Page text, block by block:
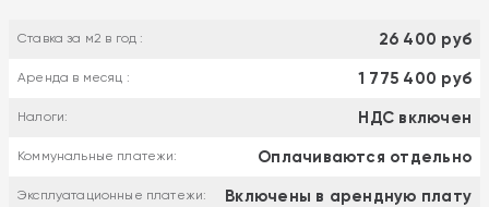
Ставка за м2 в год : 26 400 руб
Аренда в месяц : 1 775 400 руб
Налоги: НДС включен
Коммунальные платежи: Оплачиваются отдельно
Эксплуатационные платежи: Включены в арендную плату